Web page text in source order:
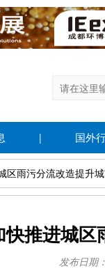
| 国外
区雨污分流改造提升
快推进城
发布日期